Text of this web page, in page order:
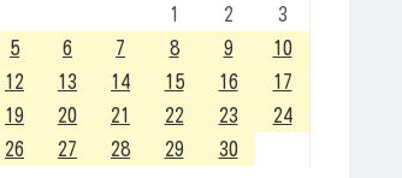
1
2
3
5 6 7 8 9
10
12 13 14 15 16
17
19 20 21 22 23
24
26 27 28 29 30